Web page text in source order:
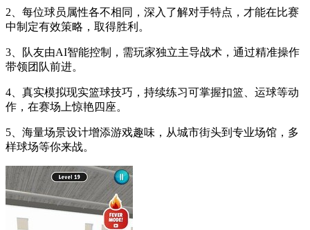
2、每位球员属性各不相同，深入了解对手特点，才能在比赛
中制定有效策略，取得胜利。
3、队友由AI智能控制，需玩家独立主导战术，通过精准操作
带领团队前进。
4、真实模拟现实篮球技巧，持续练习可掌握扣篮、运球等动
作，在赛场上惊艳四座。
5、海量场景设计增添游戏趣味，从城市街头到专业场馆，多
样球场等你来战。